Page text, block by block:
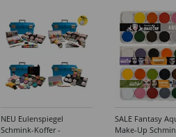
NEU Eulenspiegel
Schmink-Koffer -
SALE Fantasy
Make-Up